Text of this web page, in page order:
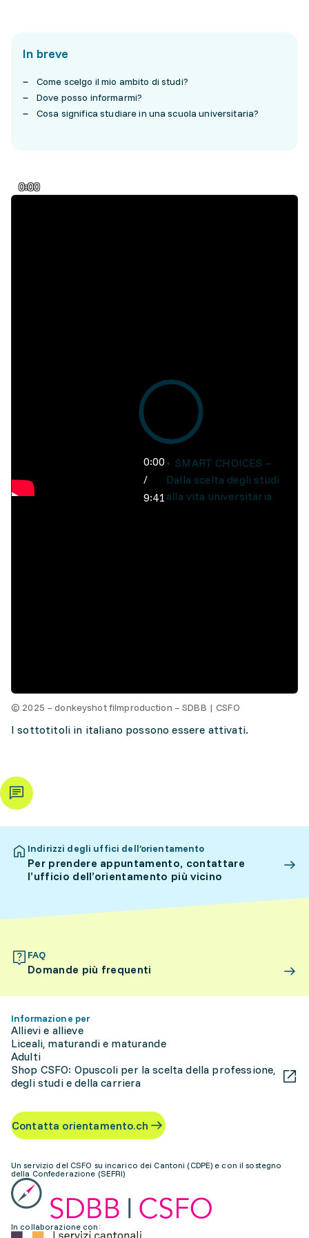
In breve
Come scelgo il mio ambito di studi?
Dove posso informarmi?
Cosa significa studiare in una scuola universitaria?
0:00
0:00
/
9:41
SMART CHOICES –
Dalla scelta degli studi
alla vita universitaria
© 2025 – donkeyshot filmproduction – SDBB | CSFO
I sottotitoli in italiano possono essere attivati.
Indirizzi degli uffici dell’orientamento
Per prendere appuntamento, contattare
l’ufficio dell’orientamento più vicino
FAQ
Domande più frequenti
Informazione per
Allievi e allieve
Liceali, maturandi e maturande
Adulti
Shop CSFO: Opuscoli per la scelta della professione,
degli studi e della carriera
Contatta orientamento.ch
Un servizio del CSFO su incarico dei Cantoni (CDPE) e con il sostegno
della Confederazione (SEFRI)
In collaborazione con: